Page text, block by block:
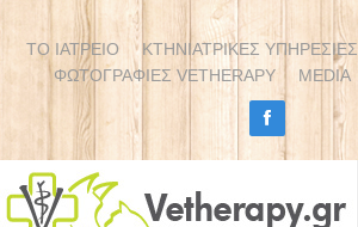
ΤΟ ΙΑΤΡΕΙΟ ΚΤΗΝΙΑΤΡΙΚΕΣ ΥΠΗΡΕΣΙΕΣ
ΦΩΤΟΓΡΑΦΙΕΣ VETHERAPY
MEDIA